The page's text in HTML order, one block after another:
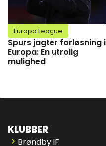
Europa League
Spurs jagter forløsning i
Europa: En utrolig
mulighed
KLUBBER
Brøndby IF